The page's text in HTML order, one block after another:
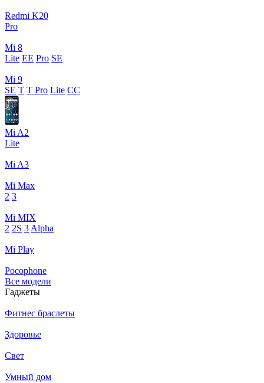
Redmi K20
Pro
Mi 8
Lite EE Pro SE
Mi 9
SE T T Pro Lite CC
Mi A2
Lite
Mi A3
Mi Max
2 3
Mi MIX
2 2S 3 Alpha
Mi Play
Pocophone
Все модели
Гаджеты
Фитнес браслеты
Здоровье
Свет
Умный дом